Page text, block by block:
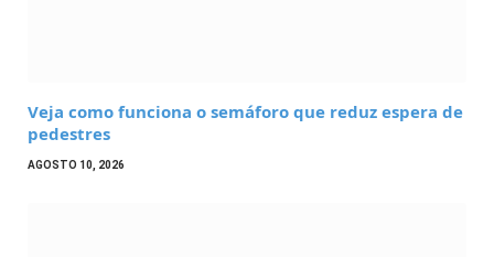
Veja como funciona o semáforo que reduz espera de
pedestres
AGOSTO 10, 2026